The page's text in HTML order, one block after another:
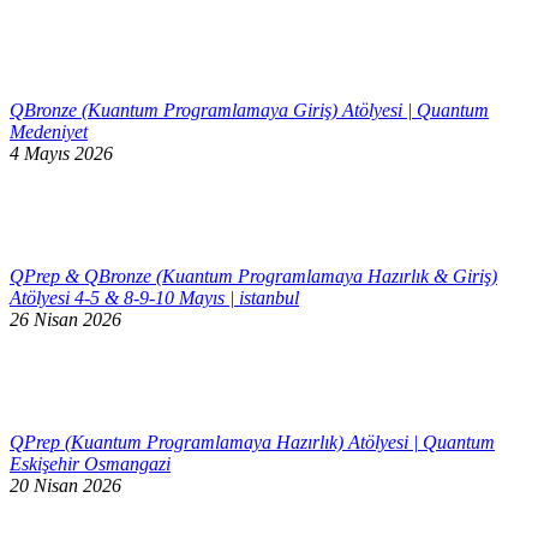
QBronze (Kuantum Programlamaya Giriş) Atölyesi | Quantum
Medeniyet
4 Mayıs 2026
QPrep & QBronze (Kuantum Programlamaya Hazırlık & Giriş)
Atölyesi 4-5 & 8-9-10 Mayıs | istanbul
26 Nisan 2026
QPrep (Kuantum Programlamaya Hazırlık) Atölyesi | Quantum
Eskişehir Osmangazi
20 Nisan 2026